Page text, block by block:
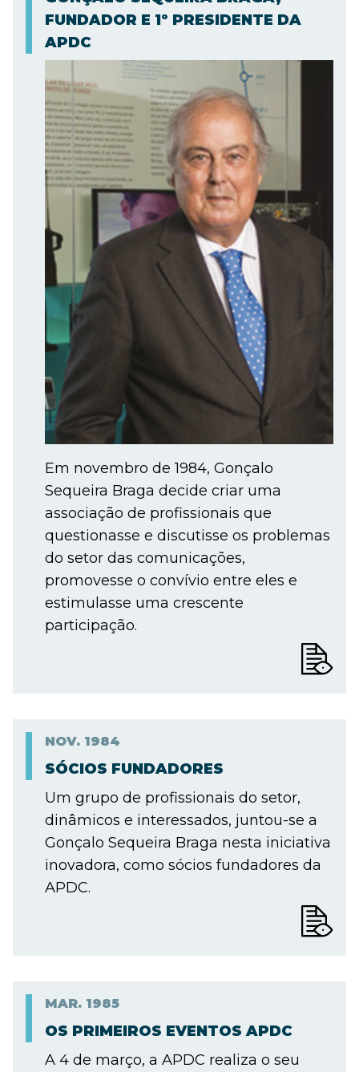
FUNDADOR E 1º PRESIDENTE DA
APDC
Em novembro de 1984, Gonçalo
Sequeira Braga decide criar uma
associação de profissionais que
questionasse e discutisse os problemas
do setor das comunicações,
promovesse o convívio entre eles e
estimulasse uma crescente
participação.
NOV. 1984
SÓCIOS FUNDADORES
Um grupo de profissionais do setor,
dinâmicos e interessados, juntou-se a
Gonçalo Sequeira Braga nesta iniciativa
inovadora, como sócios fundadores da
APDC.
MAR. 1985
OS PRIMEIROS EVENTOS APDC
A 4 de março, a APDC realiza o seu